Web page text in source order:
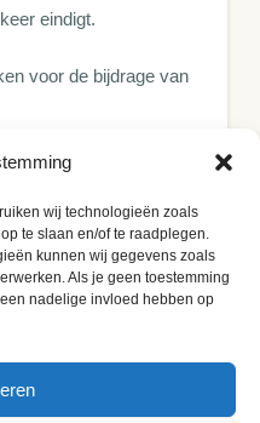
wij technologieën zoals
te slaan en/of te raadplegen.
kunnen wij gegevens zoals
Als je geen toestemming
nadelige invloed hebben op
eindigt.
voor de bijdrage van
en hoofd
bedoeld als
of als aanbeveling